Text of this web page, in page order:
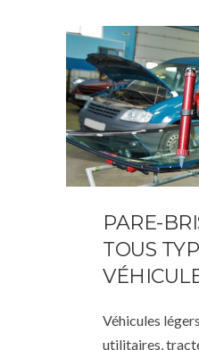
PARE-
TOUS
Véhicules
utilitaires,